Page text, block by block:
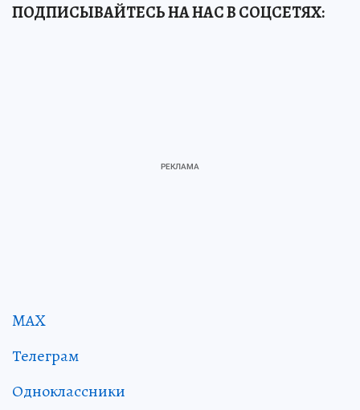
ПОДПИСЫВАЙТЕСЬ НА НАС В СОЦСЕТЯХ:
MAX
Телеграм
Одноклассники